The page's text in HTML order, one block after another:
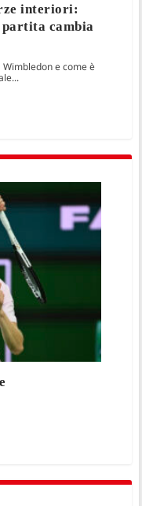
interiori:
cambia
e come è